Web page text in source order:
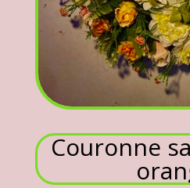
Couronne